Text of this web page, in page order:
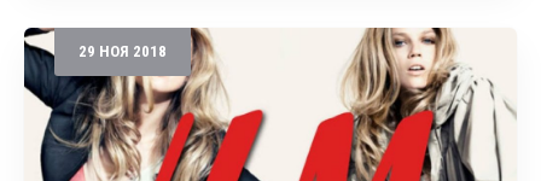
29 НОЯ 2018